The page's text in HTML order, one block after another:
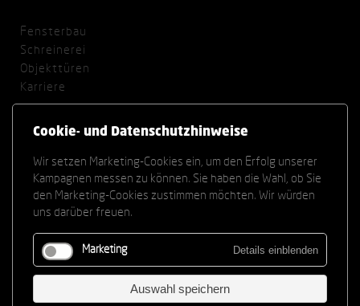
Fensterbau
Schreinerei
Objekttüren
Karriere
Sitemap
Datenschutz
Cookie Einstellungen
Offene Stellen
Azubi Schreiner (m/w/d)
Bauleiter Fensterbau (m/w/d)
Cookie- und Datenschutzhinweise
Wir setzen Marketing-Cookies ein, um den Erfolg unserer
Kampagnen messen zu können. Sie haben die Wahl, ob Sie
den Marketing-Cookies zustimmen möchten. Wir würden
uns darüber freuen.
Marketing Details einblenden
Auswahl speichern